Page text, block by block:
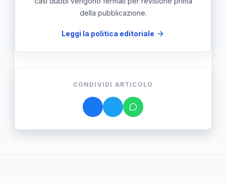
della pubblicazione.
Leggi la politica editoriale
CONDIVIDI ARTICOLO